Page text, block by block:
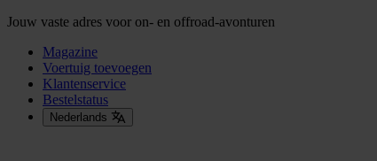
Jouw vaste adres voor on- en offroad-avonturen
Magazine
Voertuig toevoegen
Klantenservice
Bestelstatus
Nederlands